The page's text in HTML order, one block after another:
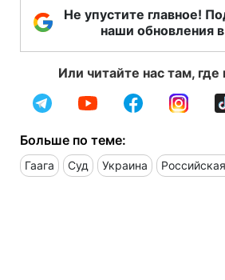
Не упустите главное!
наши обновления
Или читайте нас там, где
Больше по теме:
Гаага Суд Украина